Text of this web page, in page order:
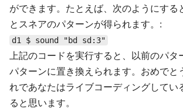
ができます。たとえば、次のようにする
とスネアのパターンが得られます。:
d1 $ sound "bd sd:3"
上記のコードを実行すると、以前のパタ
パターンに置き換えられます。おめでと
れであなたはライブコーディングしてい
ると思います。